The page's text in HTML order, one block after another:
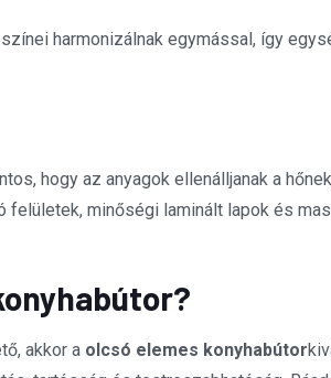
harmonizálnak egymással, így
hogy az anyagok ellenálljanak a
minőségi laminált lapok és
akkor a olcsó elemes konyhabútor